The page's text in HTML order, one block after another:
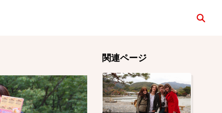
関連ページ